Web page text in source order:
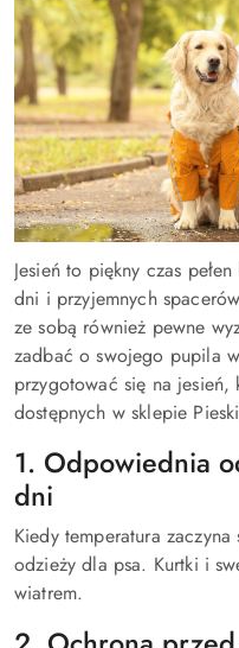
Jesień to piękny czas
dni i przyjemnych
ze sobą również pewne
zadbać o swojego pupila
przygotować się na
dostępnych w sklepie
1. Odpowiednia
dni
Kiedy temperatura
odzieży dla psa. Kurtki i
wiatrem.